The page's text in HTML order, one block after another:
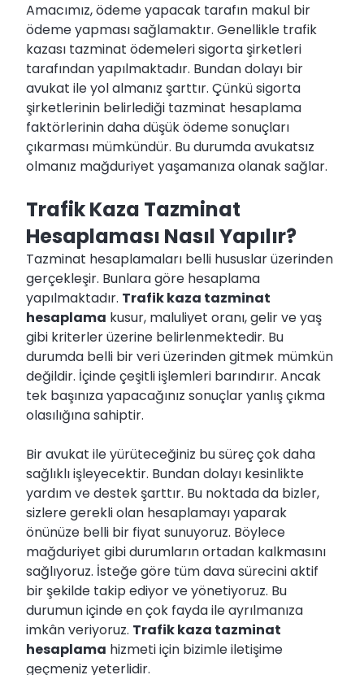
Amacımız, ödeme yapacak tarafın makul bir
ödeme yapması sağlamaktır. Genellikle trafik
kazası tazminat ödemeleri sigorta şirketleri
tarafından yapılmaktadır. Bundan dolayı bir
avukat ile yol almanız şarttır. Çünkü sigorta
şirketlerinin belirlediği tazminat hesaplama
faktörlerinin daha düşük ödeme sonuçları
çıkarması mümkündür. Bu durumda avukatsız
olmanız mağduriyet yaşamanıza olanak sağlar.
Trafik Kaza Tazminat
Hesaplaması Nasıl Yapılır?
Tazminat hesaplamaları belli hususlar üzerinden
gerçekleşir. Bunlara göre hesaplama
yapılmaktadır. Trafik kaza tazminat
hesaplama kusur, maluliyet oranı, gelir ve yaş
gibi kriterler üzerine belirlenmektedir. Bu
durumda belli bir veri üzerinden gitmek mümkün
değildir. İçinde çeşitli işlemleri barındırır. Ancak
tek başınıza yapacağınız sonuçlar yanlış çıkma
olasılığına sahiptir.
Bir avukat ile yürüteceğiniz bu süreç çok daha
sağlıklı işleyecektir. Bundan dolayı kesinlikte
yardım ve destek şarttır. Bu noktada da bizler,
sizlere gerekli olan hesaplamayı yaparak
önünüze belli bir fiyat sunuyoruz. Böylece
mağduriyet gibi durumların ortadan kalkmasını
sağlıyoruz. İsteğe göre tüm dava sürecini aktif
bir şekilde takip ediyor ve yönetiyoruz. Bu
durumun içinde en çok fayda ile ayrılmanıza
imkân veriyoruz. Trafik kaza tazminat
hesaplama hizmeti için bizimle iletişime
geçmeniz yeterlidir.